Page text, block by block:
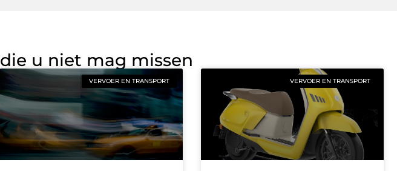
die u niet mag missen
VERVOER EN TRANSPORT VERVOER EN TRANSPORT